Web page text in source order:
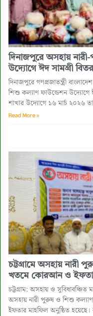
দিনাজপুরে অসহায়
উদ্যোগে ঈদ সামগ্রী
দিনাজপুরে গণপ্রজাতন্ত্রী
শিশু কল্যাণ ফাউন্ডেশন উদ্যোগে
শাখার উদ্যোগে ১৬ মার্চ ২০২৬
Read More »
‎চট্টগ্রামে অসহায় নারী
খতমে কোরআন ও ইফতার
চট্টগ্রাম: অসহায় ও
অসহায় নারী পুরুষ ও শিশু
ইফতার মাহফিল অনুষ্ঠিত হয়েছে।